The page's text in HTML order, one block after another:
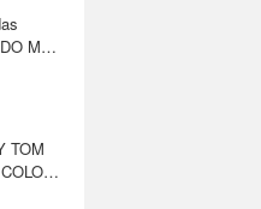
MEI
TOM
红